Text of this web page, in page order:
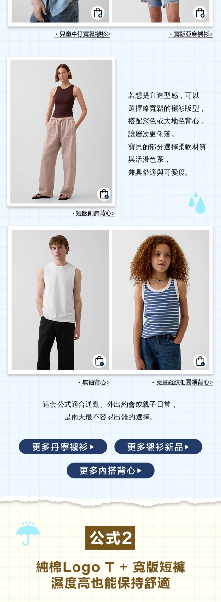
若想提升造型感，可以
選擇略寬鬆的襯衫版型，
搭配深色或大地色背心，
讓層次更俐落。
寶貝的部分選擇柔軟材質
與活潑色系，
兼具舒適與可愛度。
這套公式適合通勤、外出約會或親子日常，
是雨天最不容易出錯的選擇。